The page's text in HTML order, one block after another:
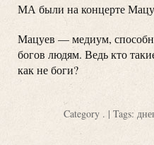
МА были на концерте
Мацуев — медиум,
богов людям. Ведь кто
как не боги?
Category . | Tags: